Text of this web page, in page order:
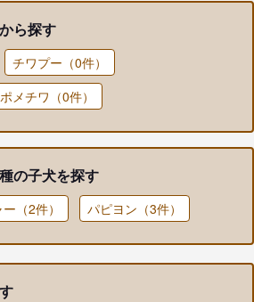
ら探す
チワプー（0件）
ポメチワ（0件）
の子犬を探す
（2件） パピヨン（3件）